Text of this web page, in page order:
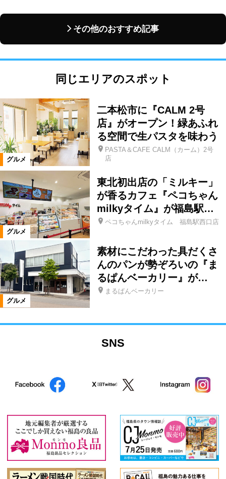
その他のおすすめ記事
同じエリアのスポット
グルメ
二本松市に『CALM 2号
店』がオープン！緑あふれ
る空間で生パスタを味わう
PASTA＆CAFE CALM（カーム）2号
店
グルメ
東北初出店の「ミルキー」
が香るカフェ『ペコちゃん
milkyタイム』が福島駅…
ペコちゃんmilkyタイム 福島駅西口店
グルメ
素材にこだわった具だくさ
んのパンが勢ぞろいの『ま
るぱんベーカリー』が…
まるぱんベーカリー
SNS